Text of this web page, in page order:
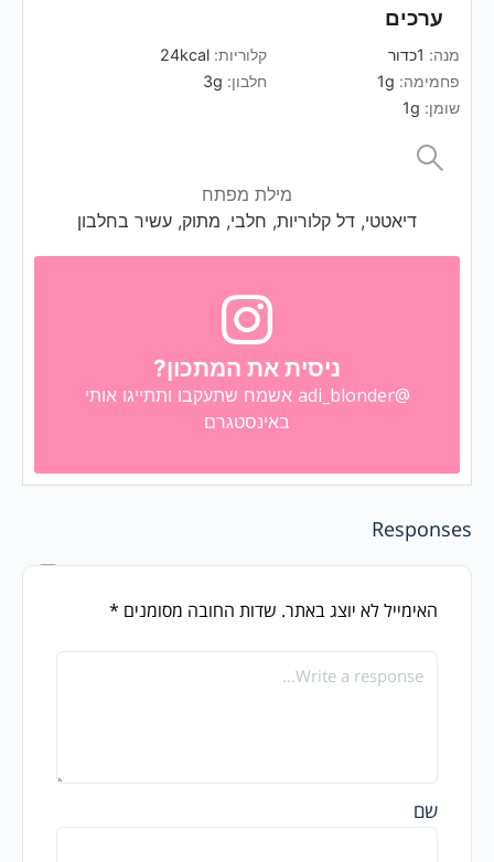
ערכים
מנה:1כדור קלוריות: 24kcal
פחמימה: 1g חלבון: 3g
שומן: 1g
מילת מפתח
דיאטטי, דל קלוריות, חלבי, מתוק, עשיר בחלבון
ניסית את המתכון?
אשמח שתעקבו ותתייגו אותי
באינסטגרם
Responses
האימייל לא יוצג באתר.שדות החובה מסומנים*
שם